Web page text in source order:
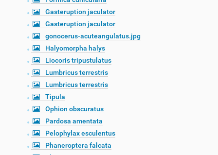
Gasteruption jaculator
Gasteruption jaculator
gonocerus-acuteangulatus.jpg
Halyomorpha halys
Liocoris tripustulatus
Lumbricus terrestris
Lumbricus terrestris
Tipula
Ophion obscuratus
Pardosa amentata
Pelophylax esculentus
Phaneroptera falcata